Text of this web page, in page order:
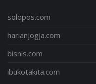
solopos.com
harianjogja.com
bisnis.com
ibukotakita.com